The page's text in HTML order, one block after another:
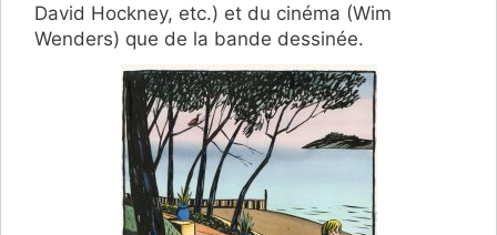
David Hockney, etc.) et du cinéma (Wim
Wenders) que de la bande dessinée.